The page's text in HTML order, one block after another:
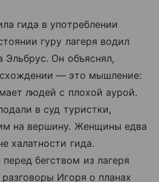
гида в употреблении
гуру лагеря водил
Эльбрус. Он объяснял,
— это мышление:
людей с плохой аурой.
в суд туристки,
на вершину. Женщины едва
халатности гида.
бегством из лагеря
Игоря о планах